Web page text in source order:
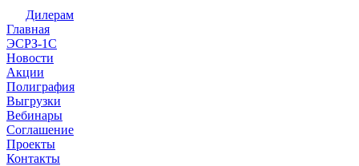
Дилерам
Главная
ЭСРЗ-1С
Новости
Акции
Полиграфия
Выгрузки
Вебинары
Соглашение
Проекты
Контакты